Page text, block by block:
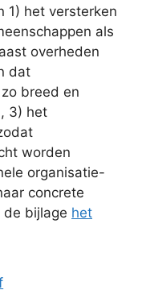
1) het versterken
als
overheden
dat
breed en
3) het
worden
organisatie-
concrete
de bijlage het